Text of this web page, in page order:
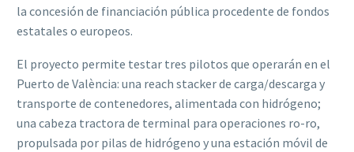
la concesión de financiación pública procedente de fondos
estatales o europeos.
El proyecto permite testar tres pilotos que operarán en el
Puerto de València: una reach stacker de carga/descarga y
transporte de contenedores, alimentada con hidrógeno;
una cabeza tractora de terminal para operaciones ro-ro,
propulsada por pilas de hidrógeno y una estación móvil de